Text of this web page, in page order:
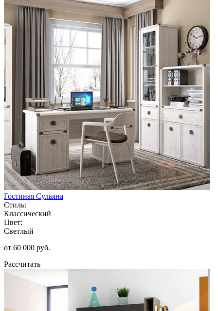
Гостиная Сульяна
Стиль:
Классический
Цвет:
Светлый
от 60 000 руб.
Рассчитать